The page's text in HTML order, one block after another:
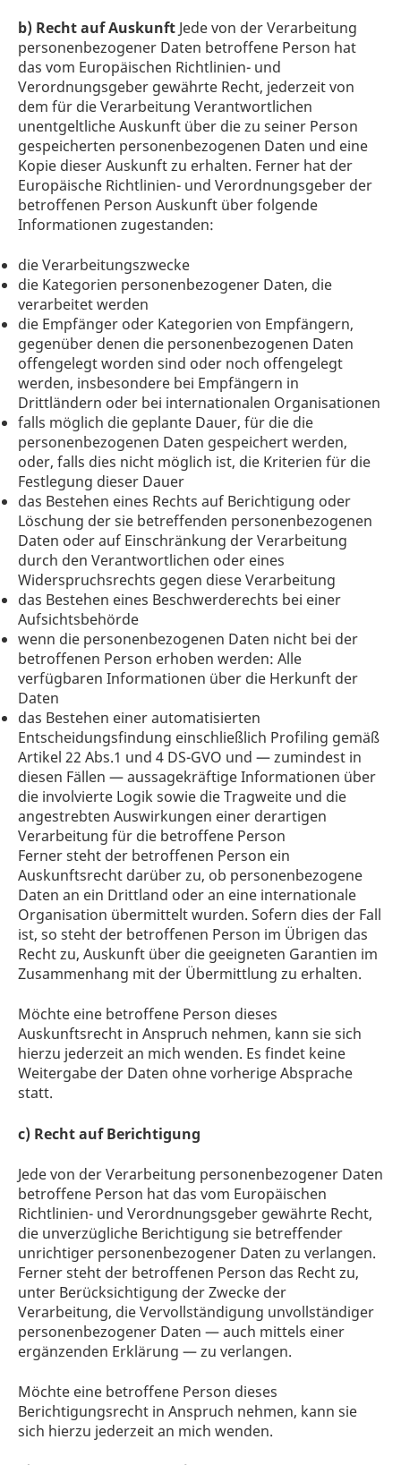
b) Recht auf Auskunft Jede von der Verarbeitung
personenbezogener Daten betroffene Person hat
das vom Europäischen Richtlinien- und
Verordnungsgeber gewährte Recht, jederzeit von
dem für die Verarbeitung Verantwortlichen
unentgeltliche Auskunft über die zu seiner Person
gespeicherten personenbezogenen Daten und eine
Kopie dieser Auskunft zu erhalten. Ferner hat der
Europäische Richtlinien- und Verordnungsgeber der
betroffenen Person Auskunft über folgende
Informationen zugestanden:
die Verarbeitungszwecke
die Kategorien personenbezogener Daten, die
verarbeitet werden
die Empfänger oder Kategorien von Empfängern,
gegenüber denen die personenbezogenen Daten
offengelegt worden sind oder noch offengelegt
werden, insbesondere bei Empfängern in
Drittländern oder bei internationalen Organisationen
falls möglich die geplante Dauer, für die die
personenbezogenen Daten gespeichert werden,
oder, falls dies nicht möglich ist, die Kriterien für die
Festlegung dieser Dauer
das Bestehen eines Rechts auf Berichtigung oder
Löschung der sie betreffenden personenbezogenen
Daten oder auf Einschränkung der Verarbeitung
durch den Verantwortlichen oder eines
Widerspruchsrechts gegen diese Verarbeitung
das Bestehen eines Beschwerderechts bei einer
Aufsichtsbehörde
wenn die personenbezogenen Daten nicht bei der
betroffenen Person erhoben werden: Alle
verfügbaren Informationen über die Herkunft der
Daten
das Bestehen einer automatisierten
Entscheidungsfindung einschließlich Profiling gemäß
Artikel 22 Abs.1 und 4 DS-GVO und — zumindest in
diesen Fällen — aussagekräftige Informationen über
die involvierte Logik sowie die Tragweite und die
angestrebten Auswirkungen einer derartigen
Verarbeitung für die betroffene Person
Ferner steht der betroffenen Person ein
Auskunftsrecht darüber zu, ob personenbezogene
Daten an ein Drittland oder an eine internationale
Organisation übermittelt wurden. Sofern dies der Fall
ist, so steht der betroffenen Person im Übrigen das
Recht zu, Auskunft über die geeigneten Garantien im
Zusammenhang mit der Übermittlung zu erhalten.
Möchte eine betroffene Person dieses
Auskunftsrecht in Anspruch nehmen, kann sie sich
hierzu jederzeit an mich wenden. Es findet keine
Weitergabe der Daten ohne vorherige Absprache
statt.
c) Recht auf Berichtigung
Jede von der Verarbeitung personenbezogener Daten
betroffene Person hat das vom Europäischen
Richtlinien- und Verordnungsgeber gewährte Recht,
die unverzügliche Berichtigung sie betreffender
unrichtiger personenbezogener Daten zu verlangen.
Ferner steht der betroffenen Person das Recht zu,
unter Berücksichtigung der Zwecke der
Verarbeitung, die Vervollständigung unvollständiger
personenbezogener Daten — auch mittels einer
ergänzenden Erklärung — zu verlangen.
Möchte eine betroffene Person dieses
Berichtigungsrecht in Anspruch nehmen, kann sie
sich hierzu jederzeit an mich wenden.